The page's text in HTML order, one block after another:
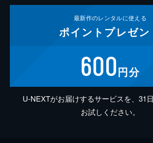
最新作のレンタルに使える
ポイント プレゼン
600円分
U-NEXTがお届けするサービスを、31
お試しください。